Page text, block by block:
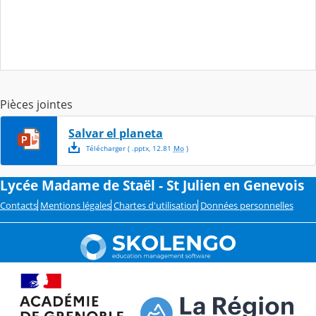
Pièces jointes
Salvar el planeta
Télécharger( .pptx, 12.81 Mo)
Lycée Madame de Staël - St Julien en Genevois
Contacts Mentions légales Chartes d'utilisation Données personnelles